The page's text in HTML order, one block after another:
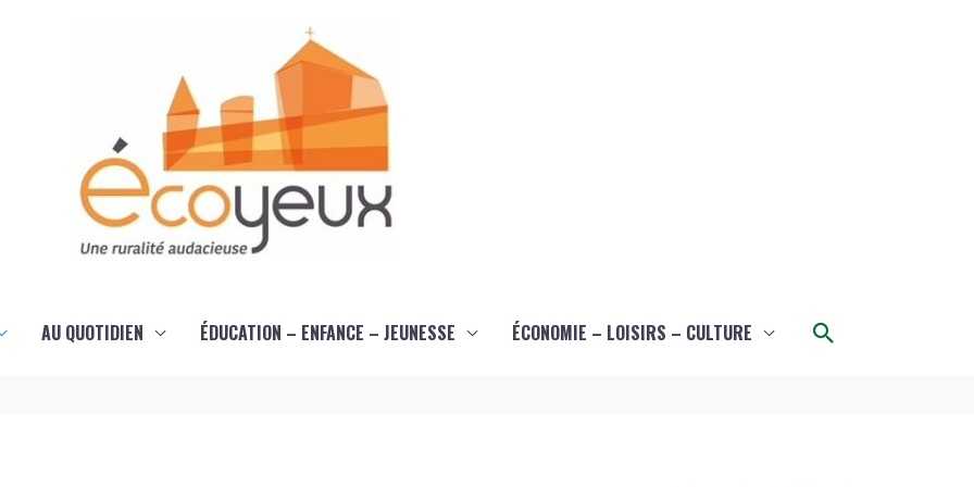
AU QUOTIDIEN ÉDUCATION – ENFANCE – JEUNESSE ÉCONOMIE – LOISIRS – CULTURE Rechercher